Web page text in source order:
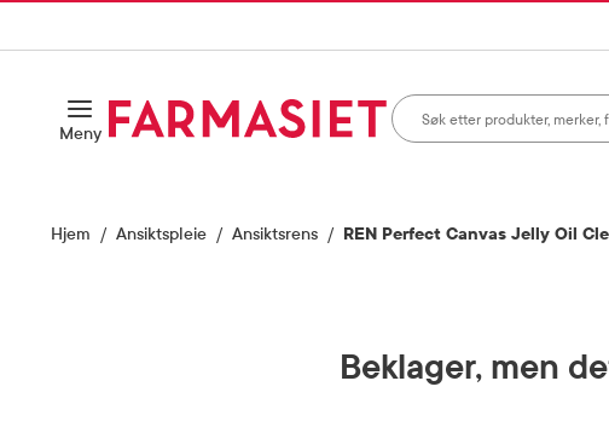
INNHOLD
MenyÅpne
Søk i apotek
Hjem Ansiktspleie Ansiktsrens REN Perfect Canvas Jelly Oil
Beklager, men